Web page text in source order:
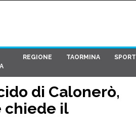
REGIONE TAORMINA SPORT
di Calonerò,
chiede il